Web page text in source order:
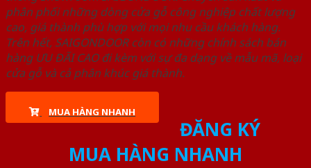
phân phối những dòng cửa gỗ công nghiệp chất lượng
cao, giá thành phù hợp với mọi nhu cầu khách hàng.
Trên hết, SAIGONDOOR còn có những chính sách bán
hàng ƯU ĐÃI CAO đi kèm với sự đa dạng về mẫu mã, loại
cửa gỗ và cả phân khúc giá thành.
MUA HÀNG NHANH
ĐĂNG KÝ
MUA HÀNG NHANH